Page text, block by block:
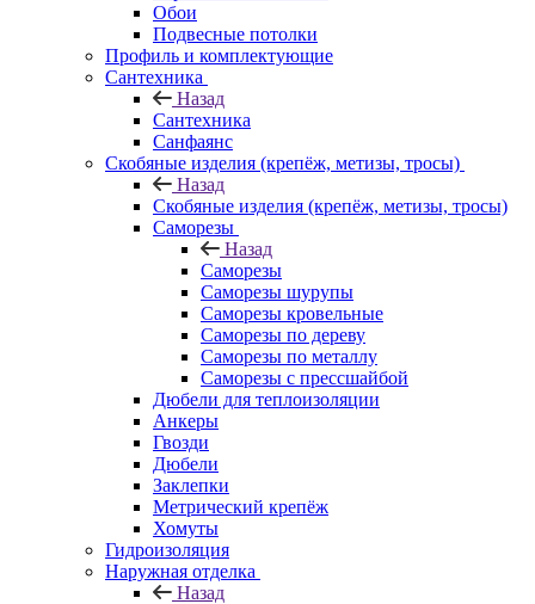
Обои
Подвесные потолки
Профиль и комплектующие
Сантехника
Назад
Сантехника
Санфаянс
Скобяные изделия (крепёж, метизы, тросы)
Назад
Скобяные изделия (крепёж, метизы, тросы)
Саморезы
Назад
Саморезы
Саморезы шурупы
Саморезы кровельные
Саморезы по дереву
Саморезы по металлу
Саморезы с прессшайбой
Дюбели для теплоизоляции
Анкеры
Гвозди
Дюбели
Заклепки
Метрический крепёж
Хомуты
Гидроизоляция
Наружная отделка
Назад